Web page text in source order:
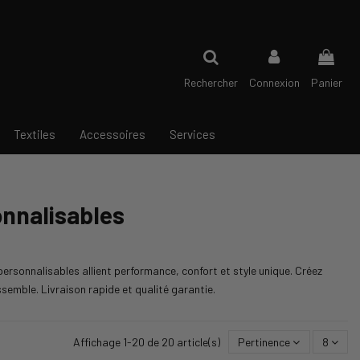
Rechercher Connexion Panier
Textiles Accessoires Services
allient performance, confort et style unique. Créez
Livraison rapide et qualité garantie.
Affichage 1-20 de 20 article(s) Pertinence 8